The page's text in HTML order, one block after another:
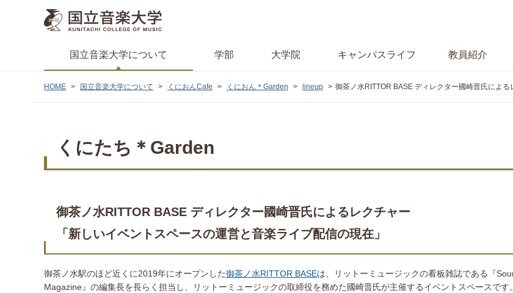
国立音楽大学について 学部 大学院 キャンパスライフ 教員紹介
HOME 国立音楽大学について くにおんCafe くにおん＊Garden lineup 御茶ノ水RITTOR BASE ディレクター國崎晋氏による
くにたち＊Garden
御茶ノ水RITTOR BASE ディレクター國崎晋氏によるレクチャー
「新しいイベントスペースの運営と音楽ライブ配信の現在」
御茶ノ水駅のほど近くに2019年にオープンした御茶ノ水RITTOR BASEは、リットーミュージックの看板雑誌である『
Magazine』の編集長を長らく担当し、リットーミュージックの取締役を務めた國崎晋氏が主催するイベントスペースです。